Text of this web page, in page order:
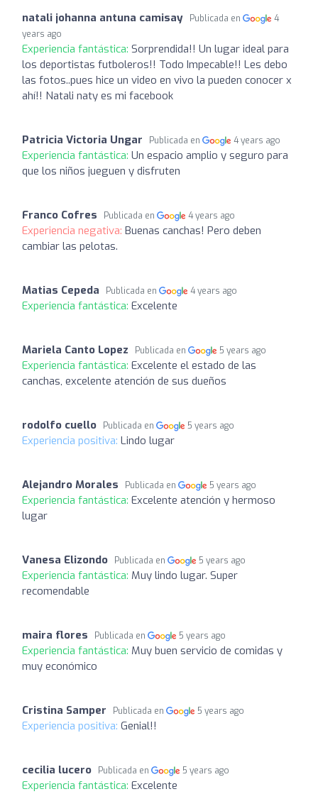
natali johanna antuna camisay Publicada en
4
years ago
Experiencia fantástica: Sorprendida!! Un lugar ideal para
los deportistas futboleros!! Todo Impecable!! Les debo
las fotos..pues hice un video en vivo la pueden conocer x
ahí!! Natali naty es mi facebook
Patricia Victoria Ungar Publicada en 4 years ago
Experiencia fantástica: Un espacio amplio y seguro para
que los niños jueguen y disfruten
Franco Cofres Publicada en 4 years ago
Experiencia negativa: Buenas canchas! Pero deben
cambiar las pelotas.
Matias Cepeda Publicada en 4 years ago
Experiencia fantástica: Excelente
Mariela Canto Lopez Publicada en 5 years ago
Experiencia fantástica: Excelente el estado de las
canchas, excelente atención de sus dueños
rodolfo cuello Publicada en 5 years ago
Experiencia positiva: Lindo lugar
Alejandro Morales Publicada en 5 years ago
Experiencia fantástica: Excelente atención y hermoso
lugar
Vanesa Elizondo Publicada en 5 years ago
Experiencia fantástica: Muy lindo lugar. Super
recomendable
maira flores Publicada en 5 years ago
Experiencia fantástica: Muy buen servicio de comidas y
muy económico
Cristina Samper Publicada en 5 years ago
Experiencia positiva: Genial!!
cecilia lucero Publicada en 5 years ago
Experiencia fantástica: Excelente